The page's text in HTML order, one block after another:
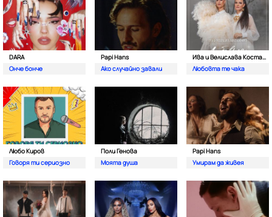
DARA
Онче бонче
Papi Hans
Ако случайно завали
Ива и Велислава Костадинови
Любовта те чака
Любо Киров
Говоря ти сериозно
Поли Генова
Моята душа
Papi Hans
Умирам да живея